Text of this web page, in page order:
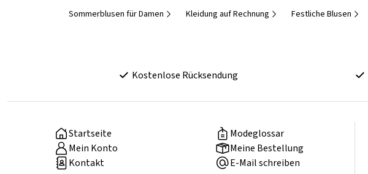
Sommerblusen für Damen Kleidung auf Rechnung Festliche Blusen
Kostenlose Rücksendung
Startseite
Modeglossar
Mein Konto
Meine Bestellung
Kontakt
E-Mail schreiben